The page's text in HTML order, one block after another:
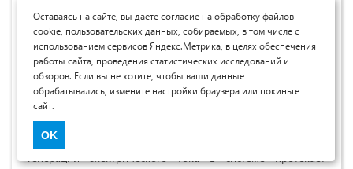
экспериментальные результаты отличаются от
неорганических солнечных панелей следующими
важными выводами.
Композитный материал обладает фотоактивными
свойствами; пигмент CoPc выступает в роли эффективного
светопоглощающего компонента; полимер выполняет
функцию среды, улучшающей транспорт заряда; процесс
генерации электрического тока в системе протекает
Оставаясь на сайте, вы даете согласие на обработку файлов
cookie, пользовательских данных, собираемых, в том числе с
использованием сервисов Яндекс.Метрика, в целях обеспечения
работы сайта, проведения статистических исследований и
обзоров. Если вы не хотите, чтобы ваши данные
обрабатывались, измените настройки браузера или покиньте
сайт.
OK